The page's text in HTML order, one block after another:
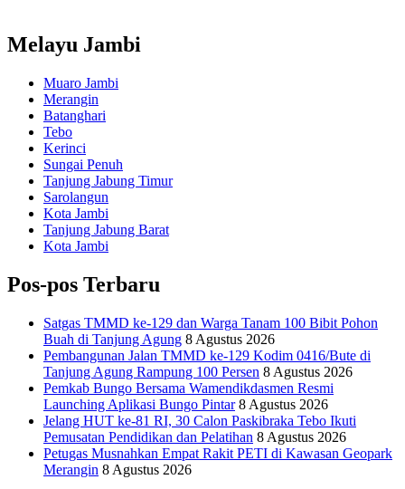
Melayu Jambi
Muaro Jambi
Merangin
Batanghari
Tebo
Kerinci
Sungai Penuh
Tanjung Jabung Timur
Sarolangun
Kota Jambi
Tanjung Jabung Barat
Kota Jambi
Pos-pos Terbaru
Satgas TMMD ke-129 dan Warga Tanam 100 Bibit Pohon
Buah di Tanjung Agung 8 Agustus 2026
Pembangunan Jalan TMMD ke-129 Kodim 0416/Bute di
Tanjung Agung Rampung 100 Persen 8 Agustus 2026
Pemkab Bungo Bersama Wamendikdasmen Resmi
Launching Aplikasi Bungo Pintar 8 Agustus 2026
Jelang HUT ke-81 RI, 30 Calon Paskibraka Tebo Ikuti
Pemusatan Pendidikan dan Pelatihan 8 Agustus 2026
Petugas Musnahkan Empat Rakit PETI di Kawasan Geopark
Merangin 8 Agustus 2026